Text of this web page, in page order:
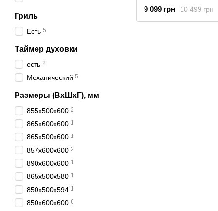
10 499 грн
9 099 грн
Гриль
Есть 5
Таймер духовки
есть 2
Механический 5
Размеры (ВхШхГ), мм
855х500х600 2
865x600x600 1
865x500x600 1
857х600х600 2
890х600х600 1
865х500х580 1
850х500х594 1
850х600х600 6